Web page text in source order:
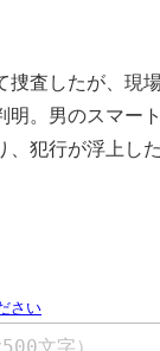
査したが、現
明。男のスマー
、犯行が浮上し